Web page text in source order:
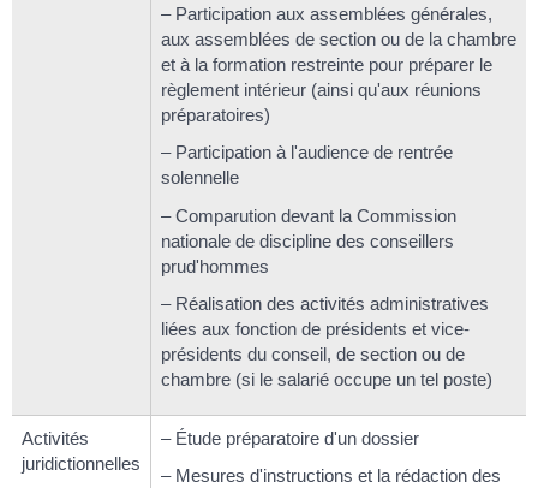
– Participation aux assemblées générales,
aux assemblées de section ou de la chambre
et à la formation restreinte pour préparer le
règlement intérieur (ainsi qu'aux réunions
préparatoires)
– Participation à l'audience de rentrée
solennelle
– Comparution devant la Commission
nationale de discipline des conseillers
prud'hommes
– Réalisation des activités administratives
liées aux fonction de présidents et vice-
présidents du conseil, de section ou de
chambre (si le salarié occupe un tel poste)
Activités
juridictionnelles
– Étude préparatoire d'un dossier
– Mesures d'instructions et la rédaction des